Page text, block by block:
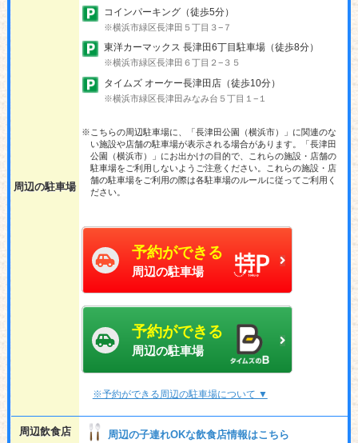
周辺の駐車場
コインパーキング（徒歩5分）
※横浜市緑区長津田５丁目３−７
東洋カーマックス 長津田6丁目駐車場（徒歩8分）
※横浜市緑区長津田６丁目２−３５
タイムズ オーケー長津田店（徒歩10分）
※横浜市緑区長津田みなみ台５丁目１−１
※こちらの周辺駐車場に、「長津田公園（横浜市）」に関連のな
い施設や店舗の駐車場が表示される場合があります。「長津田
公園（横浜市）」にお出かけの目的で、これらの施設・店舗の
駐車場をご利用しないようご注意ください。これらの施設・店
舗の駐車場をご利用の際は各駐車場のルールに従ってご利用く
ださい。
予約ができる
周辺の駐車場
予約ができる
周辺の駐車場
※予約ができる周辺の駐車場について ▼
周辺飲食店 周辺の子連れOKな飲食店情報はこちら